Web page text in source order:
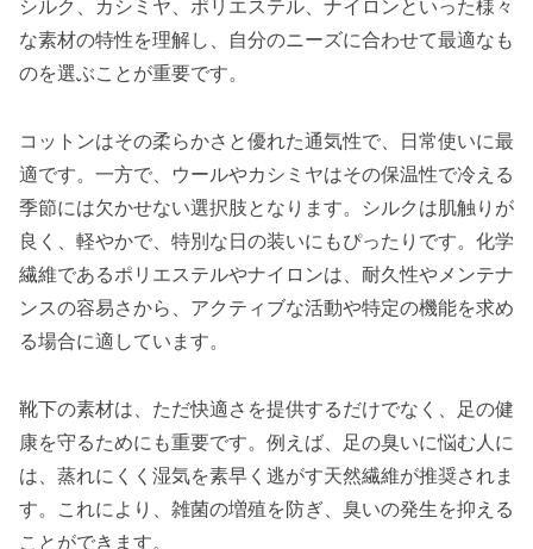
シルク、カシミヤ、ポリエステル、ナイロンといった様々
な素材の特性を理解し、自分のニーズに合わせて最適なも
のを選ぶことが重要です。
コットンはその柔らかさと優れた通気性で、日常使いに最
適です。一方で、ウールやカシミヤはその保温性で冷える
季節には欠かせない選択肢となります。シルクは肌触りが
良く、軽やかで、特別な日の装いにもぴったりです。化学
繊維であるポリエステルやナイロンは、耐久性やメンテナ
ンスの容易さから、アクティブな活動や特定の機能を求め
る場合に適しています。
靴下の素材は、ただ快適さを提供するだけでなく、足の健
康を守るためにも重要です。例えば、足の臭いに悩む人に
は、蒸れにくく湿気を素早く逃がす天然繊維が推奨されま
す。これにより、雑菌の増殖を防ぎ、臭いの発生を抑える
ことができます。